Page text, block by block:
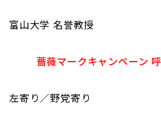
富山大学 名誉教授
薔薇マークキャンペーン
左寄り／野党寄り